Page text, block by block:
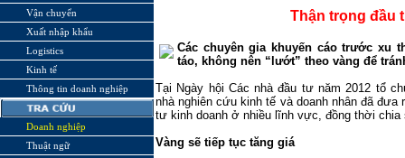
Vận chuyển
Xuất nhập khẩu
Logistics
Kinh tế
Thông tin doanh nghiệp
Doanh nghiệp
Thuật ngữ
Thận trọng đầu
Các chuyên gia khuyến cáo trước xu
táo, không nên “lướt” theo vàng để
Tại Ngày hội Các nhà đầu tư năm 2012 tổ
nhà nghiên cứu kinh tế và doanh nhân đã
tư kinh doanh ở nhiều lĩnh vực, đồng thời
Vàng sẽ tiếp tục tăng giá